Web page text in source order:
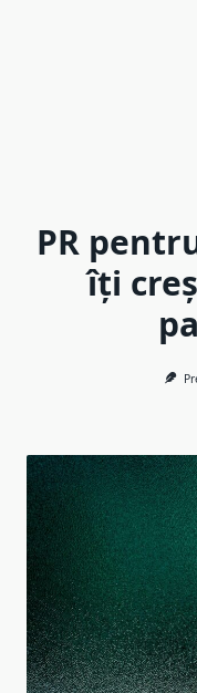
PR
îți